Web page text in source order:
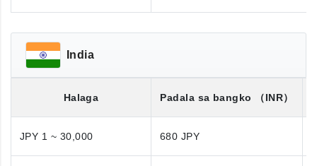
India
Halaga Padala sa bangko （INR）
JPY 1 ~ 30,000 680 JPY